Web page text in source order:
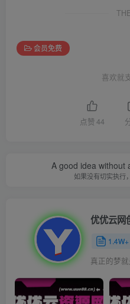
会员免费
喜欢就
点赞44
A good idea without
如果没有切实执行
优优云网
1.4W+
真正的梦